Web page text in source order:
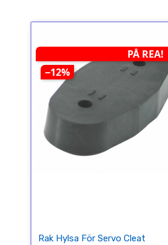
PÅ REA!
−12%
Rak Hylsa För Servo Cleat